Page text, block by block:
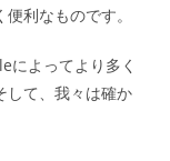
利なものです。
によってより多く
して、我々は確か